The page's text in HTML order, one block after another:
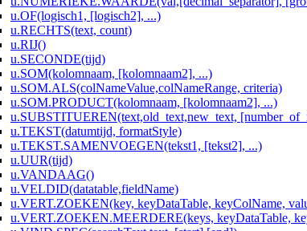
u.OF(logisch1, [logisch2], ...)
u.RECHTS(text, count)
u.RIJ()
u.SECONDE(tijd)
u.SOM(kolomnaam, [kolomnaam2], ...)
u.SOM.ALS(colNameValue,colNameRange, criteria)
u.SOM.PRODUCT(kolomnaam, [kolomnaam2], ...)
u.SUBSTITUEREN(text,old_text,new_text,
u.TEKST(datumtijd, formatStyle)
u.TEKST.SAMENVOEGEN(tekst1, [tekst2], ...)
u.UUR(tijd)
u.VANDAAG()
u.VELDID(datatable,fieldName)
u.VERT.ZOEKEN(key, keyDataTable, keyColName,
u.VERT.ZOEKEN.MEERDERE(keys, keyDataTable,